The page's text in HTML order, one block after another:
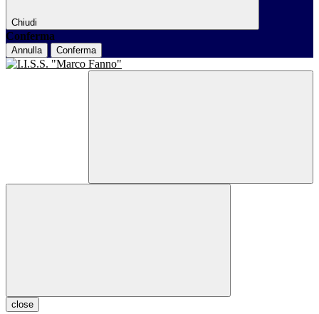
Chiudi
Conferma
Annulla Conferma
close